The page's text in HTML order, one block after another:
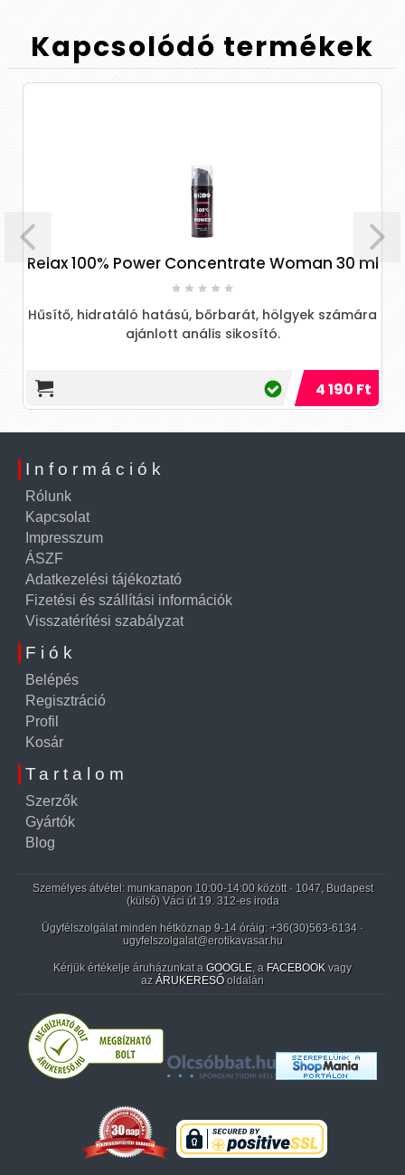
Kapcsolódó termékek
Relax 100% Power Concentrate Woman 30 ml
Hűsítő, hidratáló hatású, bőrbarát, hölgyek számára
ajánlott anális sikosító.
4 190 Ft
Információk
Rólunk
Kapcsolat
Impresszum
ÁSZF
Adatkezelési tájékoztató
Fizetési és szállítási információk
Visszatérítési szabályzat
Fiók
Belépés
Regisztráció
Profil
Kosár
Tartalom
Szerzők
Gyártók
Blog
Személyes átvétel: munkanapon 10:00-14:00 között · 1047, Budapest
(külső) Váci út 19. 312-es iroda
Ügyfélszolgálat minden hétköznap 9-14 óráig: +36(30)563-6134 ·
ugyfelszolgalat@erotikavasar.hu
Kérjük értékelje áruházunkat a GOOGLE, a FACEBOOK vagy
az ÁRUKERESŐ oldalán